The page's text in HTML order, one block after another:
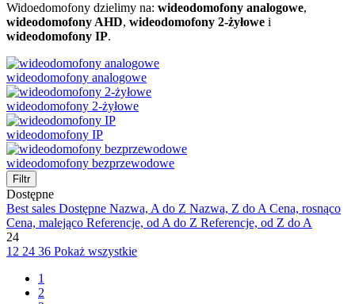
Widoedomofony dzielimy na: wideodomofony analogowe,
wideodomofony AHD, wideodomofony 2-żyłowe i
wideodomofony IP.
wideodomofony analogowe
wideodomofony 2-żyłowe
wideodomofony IP
wideodomofony bezprzewodowe
Filtr
Dostępne
Best sales Dostępne Nazwa, A do Z Nazwa, Z do ACena, rosnąco
Cena, malejąco Referencje, od A do Z Referencje, od Z do A
24
12 24 36 Pokaż wszystkie
1
2